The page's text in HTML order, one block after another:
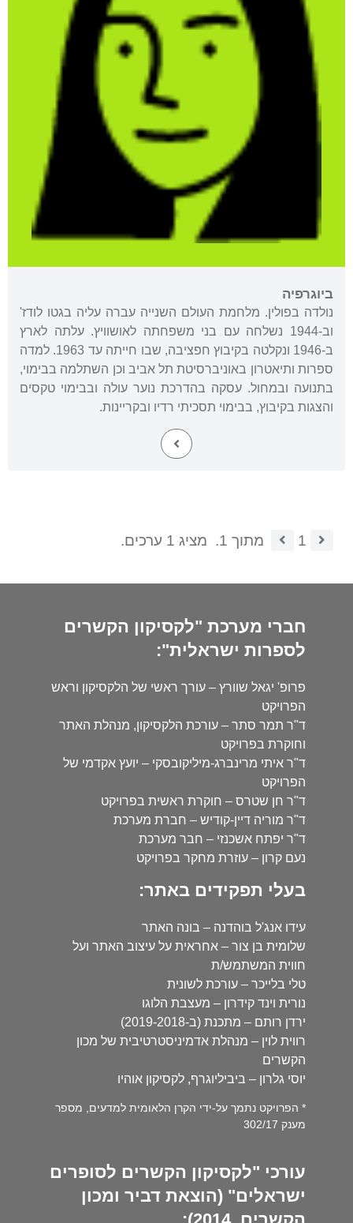
ביוגרפיה
נולדה בפולין. מלחמת העולם השנייה עברה עליה בגטו לודז'
וב-1944 נשלחה עם בני משפחתה לאושוויץ. עלתה לארץ
ב-1946 ונקלטה בקיבוץ חפציבה, שבו חייתה עד 1963. למדה
ספרות ותיאטרון באוניברסיטת תל אביב וכן השתלמה בבימוי,
בתנועה ובמחול. עסקה בהדרכת נוער עולה ובבימוי טקסים
והצגות בקיבוץ, בבימוי תסכיתי רדיו ובקריינות.
1 מתוך 1. מציג 1 ערכים.
חברי מערכת "לקסיקון הקשרים
לספרות ישראלית":
פרופ' יגאל שוורץ – עורך ראשי של הלקסיקון וראש
הפרויקט
ד"ר תמר סתר – עורכת הלקסיקון, מנהלת האתר
וחוקרת בפרויקט
ד"ר איתי מרינברג-מיליקובסקי – יועץ אקדמי של
הפרויקט
ד"ר חן שטרס – חוקרת ראשית בפרויקט
ד"ר מוריה דיין-קודיש – חברת מערכת
ד"ר יפתח אשכנזי – חבר מערכת
נעם קרון – עוזרת מחקר בפרויקט
בעלי תפקידים באתר:
עידו אנג'ל בוהדנה – בונה האתר
שלומית בן צור – אחראית על עיצוב האתר ועל
חווית המשתמש/ת
טלי בלייכר – עורכת לשונית
נורית וינד קידרון – מעצבת הלוגו
ירדן רותם – מתכנת (ב-2019-2018)
רווית לוין – מנהלת אדמיניסטרטיבית של מכון
הקשרים
יוסי גלרון – ביביליוגרף, לקסיקון אוהיו
* הפרויקט נתמך על-ידי הקרן הלאומית למדעים, מספר
מענק 302/17
עורכי "לקסיקון הקשרים לסופרים
ישראלים" (הוצאת דביר ומכון